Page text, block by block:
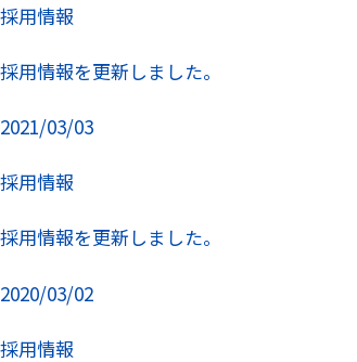
採用情報
採用情報を更新しました。
2021/03/03
採用情報
採用情報を更新しました。
2020/03/02
採用情報